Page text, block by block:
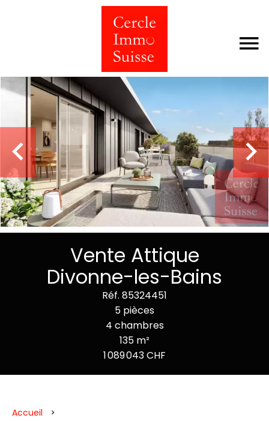
Vente Attique
Divonne-les-Bains
Réf. 85324451
5 pièces
4 chambres
135 m²
1 089 043 CHF
Accueil